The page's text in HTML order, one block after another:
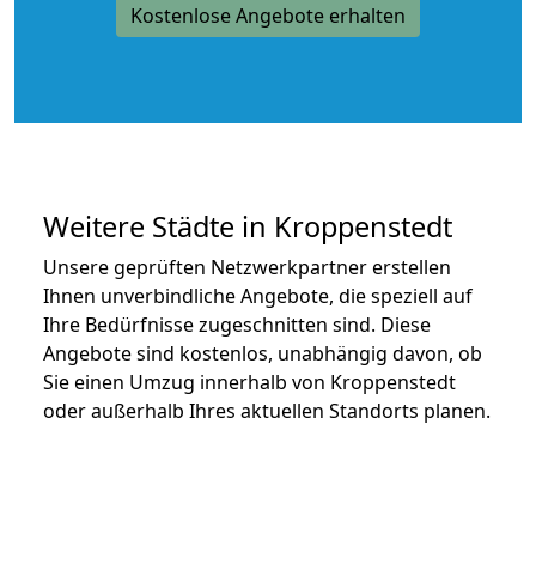
Kostenlose Angebote erhalten
Weitere Städte in Kroppenstedt
Unsere geprüften Netzwerkpartner erstellen
Ihnen unverbindliche Angebote, die speziell auf
Ihre Bedürfnisse zugeschnitten sind. Diese
Angebote sind kostenlos, unabhängig davon, ob
Sie einen Umzug innerhalb von Kroppenstedt
oder außerhalb Ihres aktuellen Standorts planen.